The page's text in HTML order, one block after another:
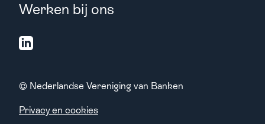
Werken bij ons
© Nederlandse Vereniging van Banken
Privacy en cookies